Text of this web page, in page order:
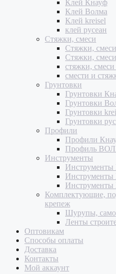
Клей Кнауф
Клей Волма
Клей kreisel
клей русеан
Стяжки, смеси
Стяжки,
Стяжки,
стяжки, смеси
смести и
Грунтовки
Грунтовки
Грунтовки
Грунтовки
Грунтовки
Профили
Профили
Профиль
Инструменты
Инструменты
Инструменты
Инструменты
Комплектующие,
крепеж
Шурупы,
Ленты
Оптовикам
Способы оплаты
Доставка
Контакты
Мой аккаунт